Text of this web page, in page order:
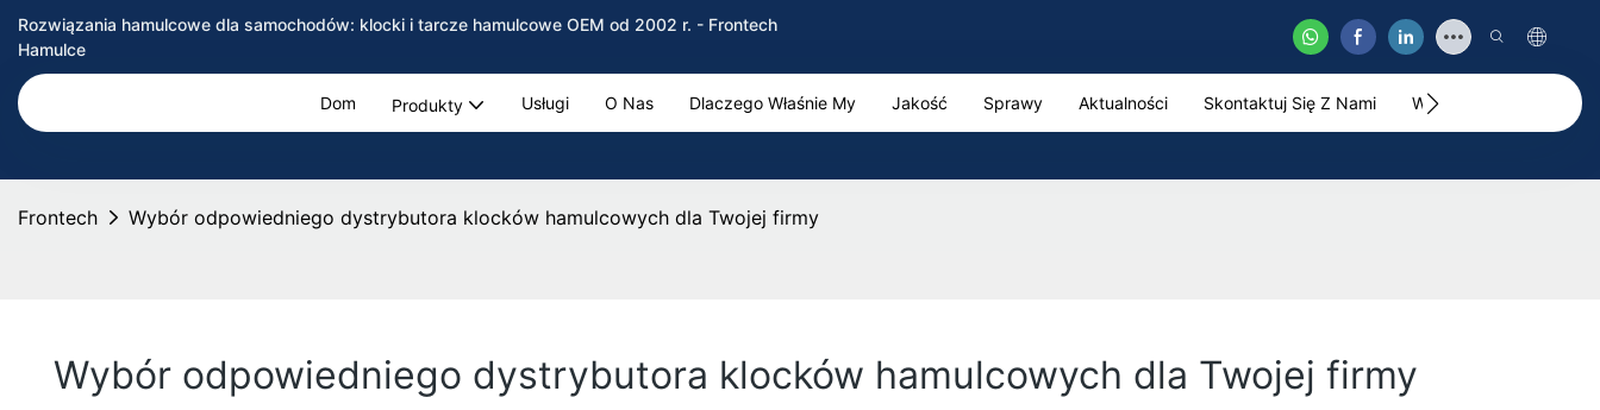
Rozwiązania hamulcowe dla samochodów: klocki i tarcze hamulcowe OEM od 2002 r. - Frontech
Hamulce
Dom Produkty Usługi O Nas Dlaczego Właśnie My Jakość Sprawy Aktualności Skontaktuj Się Z Nami Wideo
Frontech Wybór odpowiedniego dystrybutora klocków hamulcowych dla Twojej firmy
Wybór odpowiedniego dystrybutora klocków hamulcowych dla Twojej firmy